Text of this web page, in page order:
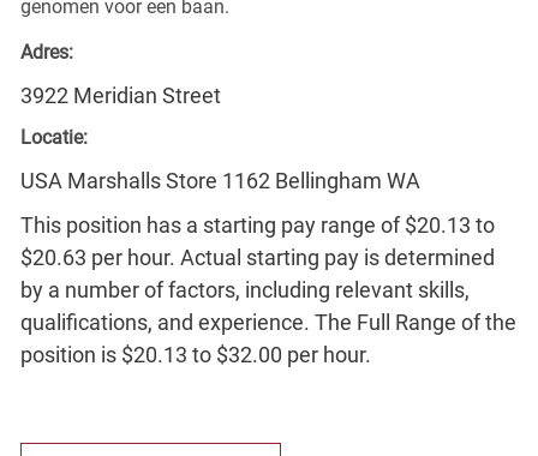
genomen voor een baan.
Adres:
3922 Meridian Street
Locatie:
USA Marshalls Store 1162 Bellingham WA
This position has a starting pay range of $20.13 to
$20.63 per hour. Actual starting pay is determined
by a number of factors, including relevant skills,
qualifications, and experience. The Full Range of the
position is $20.13 to $32.00 per hour.